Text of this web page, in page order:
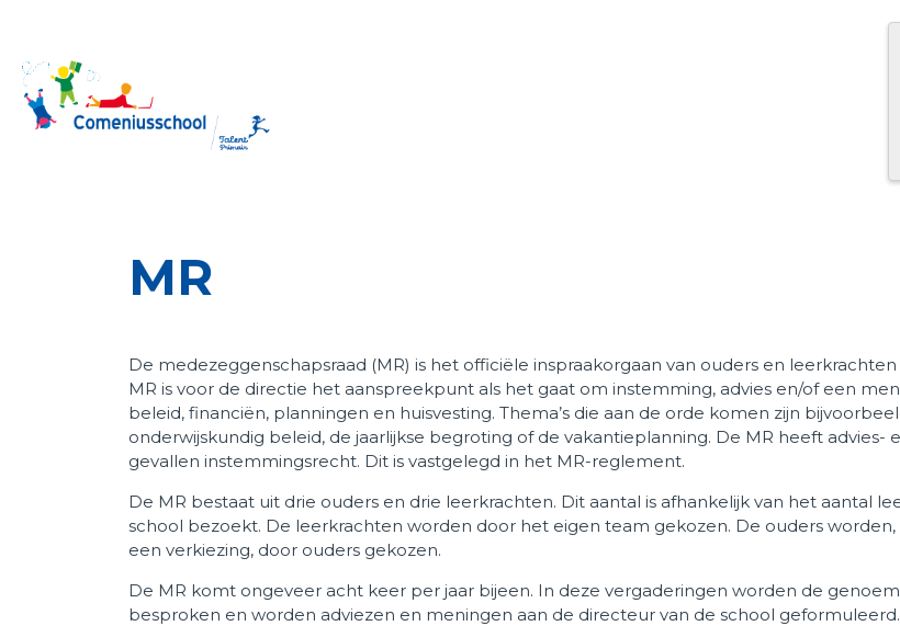
Praktische zaken
HB Onderwijs
Downloads
Werken bij Talent Primair
MR
De medezeggenschapsraad (MR) is het officiële inspraakorgaan van ouders en
MR is voor de directie het aanspreekpunt als het gaat om instemming, advies en/of een
beleid, financiën, planningen en huisvesting. Thema’s die aan de orde komen zijn
onderwijskundig beleid, de jaarlijkse begroting of de vakantieplanning. De MR heeft advies-
gevallen instemmingsrecht. Dit is vastgelegd in het MR-reglement.
De MR bestaat uit drie ouders en drie leerkrachten. Dit aantal is afhankelijk van het aantal
school bezoekt. De leerkrachten worden door het eigen team gekozen. De ouders
een verkiezing, door ouders gekozen.
De MR komt ongeveer acht keer per jaar bijeen. In deze vergaderingen worden de
besproken en worden adviezen en meningen aan de directeur van de school